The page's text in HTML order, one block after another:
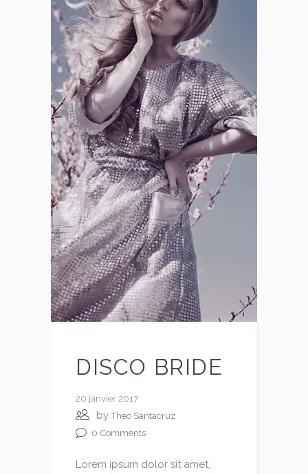
DISCO BRIDE
20 janvier 2017
byThéo Santacruz
0 Comments
Lorem ipsum dolor sit amet,